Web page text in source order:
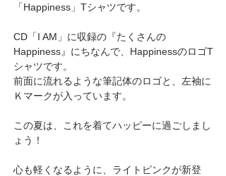
「Happiness」Tシャツです。
CD「I AM」に収録の『たくさんの
Happiness』にちなんで、HappinessのロゴT
シャツです。
前面に流れるような筆記体のロゴと、左袖に
Ｋマークが入っています。
この夏は、これを着てハッピーに過ごしまし
ょう！
心も軽くなるように、ライトピンクが新登